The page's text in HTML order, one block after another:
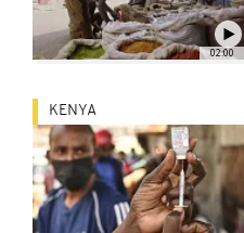
02:00
KENYA